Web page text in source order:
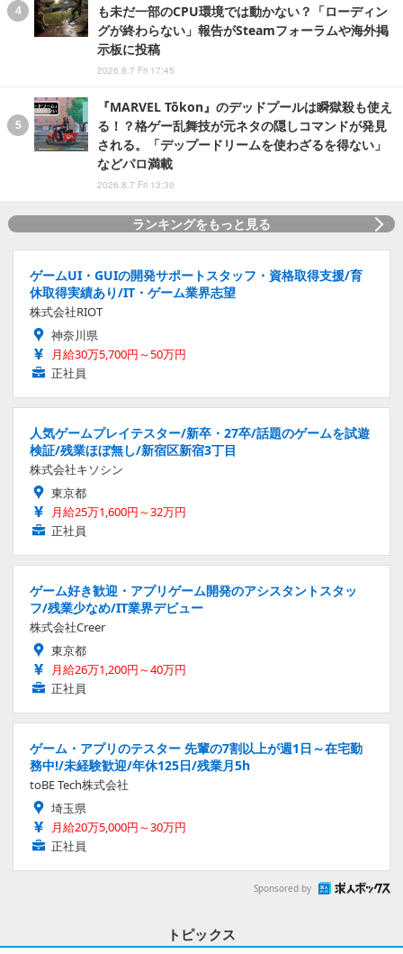
も未だ一部のCPU環境では動かない？「ローディン
グが終わらない」報告がSteamフォーラムや海外掲
示板に投稿
2026.8.7 Fri 17:45
『MARVEL Tōkon』のデッドプールは瞬獄殺も使え
る！？格ゲー乱舞技が元ネタの隠しコマンドが発見
される。「デップードリームを使わざるを得ない」
などパロ満載
2026.8.7 Fri 13:30
ランキングをもっと見る
ゲームUI・GUIの開発サポートスタッフ・資格取得支援/育
休取得実績あり/IT・ゲーム業界志望
株式会社RIOT
神奈川県
月給30万5,700円～50万円
正社員
人気ゲームプレイテスター/新卒・27卒/話題のゲームを試遊
検証/残業ほぼ無し/新宿区新宿3丁目
株式会社キソシン
東京都
月給25万1,600円～32万円
正社員
ゲーム好き歓迎・アプリゲーム開発のアシスタントスタッ
フ/残業少なめ/IT業界デビュー
株式会社Creer
東京都
月給26万1,200円～40万円
正社員
ゲーム・アプリのテスター 先輩の7割以上が週1日～在宅勤
務中!/未経験歓迎/年休125日/残業月5h
toBE Tech株式会社
埼玉県
月給20万5,000円～30万円
正社員
Sponsored by
トピックス